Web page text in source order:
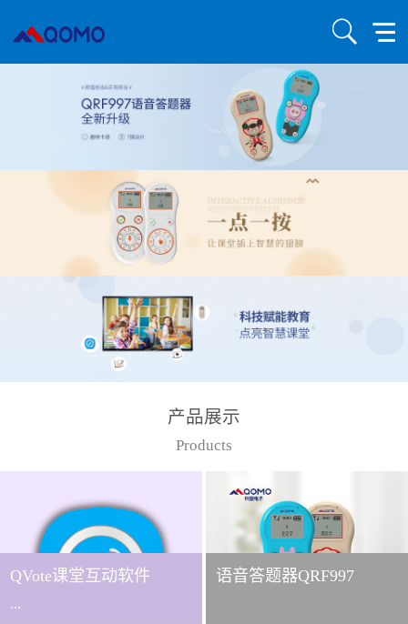
产品展示
Products
QVote课堂互动软件
...
语音答题器QRF997